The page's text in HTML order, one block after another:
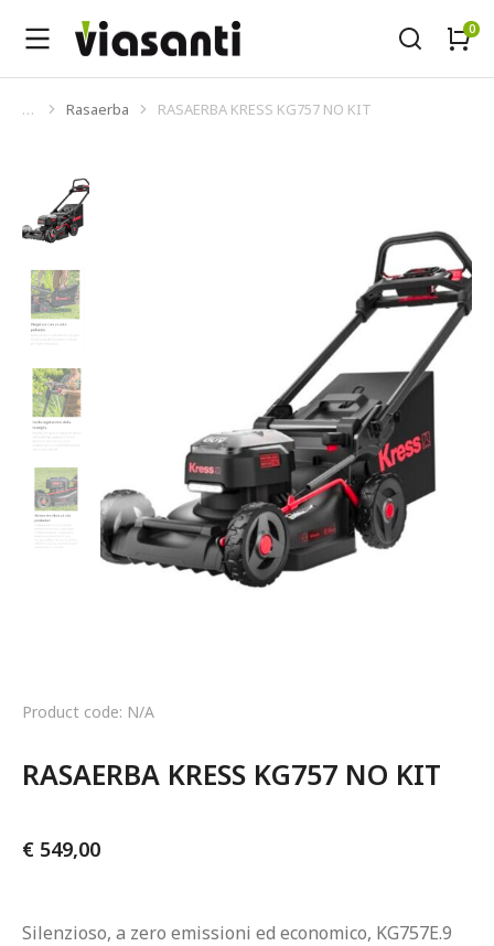
Tu sei qui:
Rasaerba RASAERBA KRESS KG757 NO KIT
Product code: N/A
RASAERBA KRESS KG757 NO KIT
€ 549,00
Silenzioso, a zero emissioni ed economico, KG757E.9